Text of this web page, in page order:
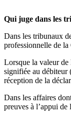
Qui juge dans les
Dans les tribunaux
professionnelle de
Lorsque la valeur de
signifiée au débiteur
réception de la
Dans les affaires
preuves à l’appui de